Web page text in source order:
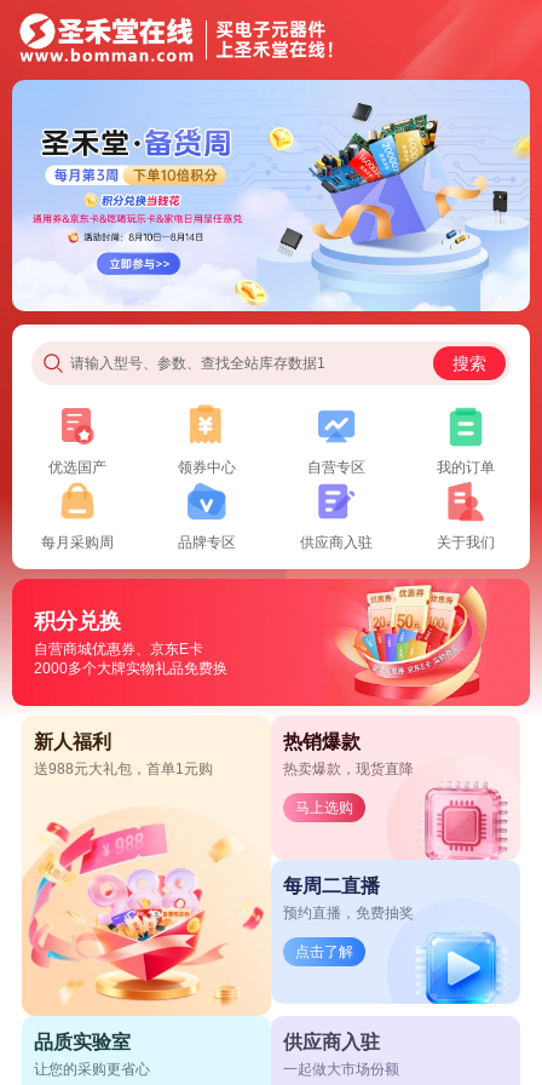
请输入型号、参数、查找全站库存数据1 搜索
优选国产 领券中心 自营专区 我的订单
每月采购周 品牌专区 供应商入驻 关于我们
积分兑换
自营商城优惠券、京东E卡
2000多个大牌实物礼品免费换
新人福利
送988元大礼包，首单1元购
热销爆款
热卖爆款，现货直降
马上选购
每周二直播
预约直播，免费抽奖
点击了解
品质实验室
让您的采购更省心
供应商入驻
一起做大市场份额